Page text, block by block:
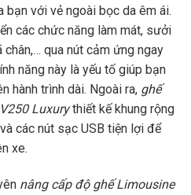
với vẻ ngoài bọc da êm ái.
các chức năng làm mát, sưởi
qua nút cảm ứng ngay
năng này là yếu tố giúp bạn
hành trình dài. Ngoài ra, ghế
Luxurythiết kế khung rộng
các nút sạc USB tiện lợi để
xe.
nâng cấp độ ghế Limousine